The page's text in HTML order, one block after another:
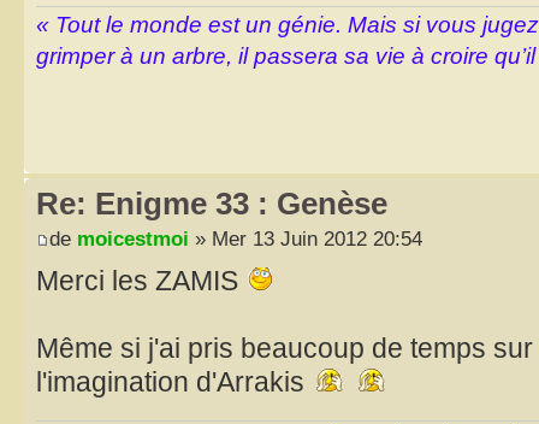
« Tout le monde est un génie. Mais si vous
grimper à un arbre, il passera sa vie à croire
Re: Enigme 33 : Genèse
de moicestmoi » Mer 13 Juin 2012 20:54
Merci les ZAMIS
Même si j'ai pris beaucoup de temps
l'imagination d'Arrakis